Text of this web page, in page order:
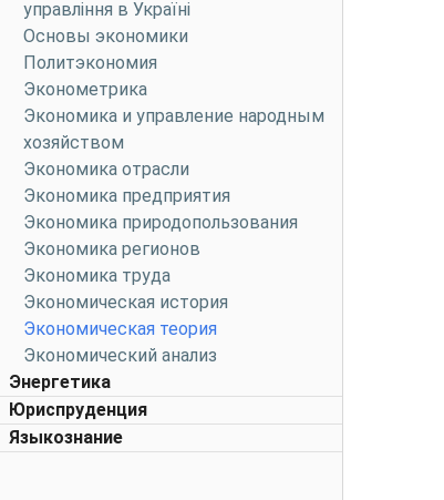
управління в Україні
Основы экономики
Политэкономия
Эконометрика
Экономика и управление народным
хозяйством
Экономика отрасли
Экономика предприятия
Экономика природопользования
Экономика регионов
Экономика труда
Экономическая история
Экономическая теория
Экономический анализ
Энергетика
Юриспруденция
Языкознание